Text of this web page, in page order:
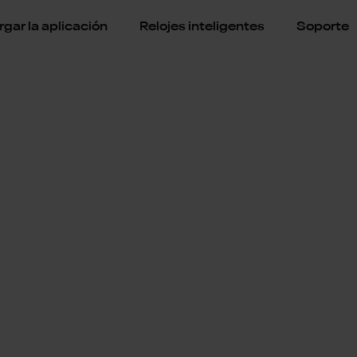
la aplicación Relojes inteligentes Soporte